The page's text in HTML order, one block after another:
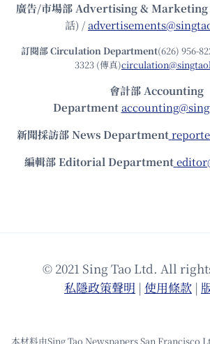
廣告/市場部Advertising & Marketing
話) /
訂閱部 Circulation Department(626) 956-
3323 (傳真)
會計部 Accounting
Department
新聞採訪部 News Department
編輯部 Editorial Department
© 2021 Sing Tao Ltd. All
私隱政策聲明 | 使⽤條款 |
本材料由Sing Tao Newspapers San Francisco